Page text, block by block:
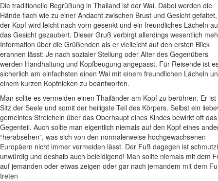
Die traditionelle Begrüßung in Thailand ist der Wai. Dabei werden die
Hände flach wie zu einer Andacht zwischen Brust und Gesicht gefaltet,
der Kopf wird leicht nach vorn gesenkt und ein freundliches Lächeln
das Gesicht gezaubert. Dieser Gruß verbirgt allerdings wesentlich
Information über die Grüßenden als er vielleicht auf den ersten Blick
erahnen lässt: Je nach sozialer Stellung oder Alter des Gegenübers
werden Handhaltung und Kopfbeugung angepasst. Für Reisende ist
sicherlich am einfachsten einen Wai mit einem freundlichen Lächeln
einem kurzen Kopfnicken zu beantworten.
Man sollte es vermeiden einen Thailänder am Kopf zu berühren. Er ist
Sitz der Seele und somit der heiligste Teil des Körpers. Selbst ein
gemeintes Streicheln über das Oberhaupt eines Kindes bewirkt oft das
Gegenteil. Auch sollte man eigentlich niemals auf den Kopf eines
“herabsehen”, was sich von den normalerweise hochgewachsenen
Europäern nicht immer vermeiden lässt. Der Fuß dagegen ist
unwürdig und deshalb auch beleidigend! Man sollte niemals mit dem
auf jemanden oder etwas zeigen oder gar nach jemandem mit dem
treten